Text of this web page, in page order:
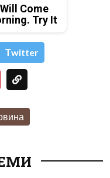
Come
Try It
Тwitter